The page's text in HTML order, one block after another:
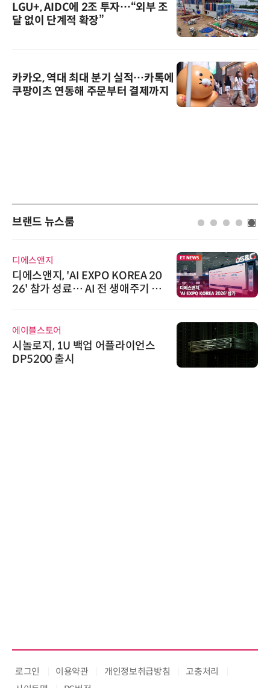
LGU+, AIDC에 2조 투자…“외부 조
달 없이 단계적 확장”
카카오, 역대 최대 분기 실적…카톡에
쿠팡이츠 연동해 주문부터 결제까지
브랜드 뉴스룸
디에스앤지
디에스앤지, 'AI EXPO KOREA 20
26' 참가 성료… AI 전 생애주기 아
에이블스토어
시놀로지, 1U 백업 어플라이언스
DP5200 출시
로그인 이용약관 개인정보취급방침
고충처리